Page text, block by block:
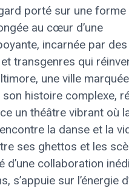
porté sur une forme
au cœur d’une
incarnée par des
transgenres qui
une ville
histoire complexe,
un théâtre vibrant où
la danse et la
ses ghettos et les
d’une collaboration
sur l’énergie